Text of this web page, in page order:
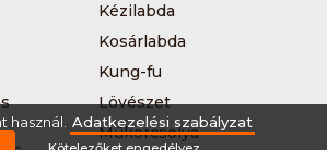
Kézilabda
Kosárlabda
Kung-fu
Lövészet
Műkorcsolya
Adatkezelési szabályzat